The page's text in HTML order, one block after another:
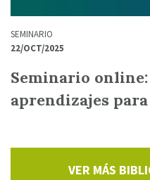
SEMINARIO
22/OCT/2025
Seminario
aprendizajes
VER MÁS